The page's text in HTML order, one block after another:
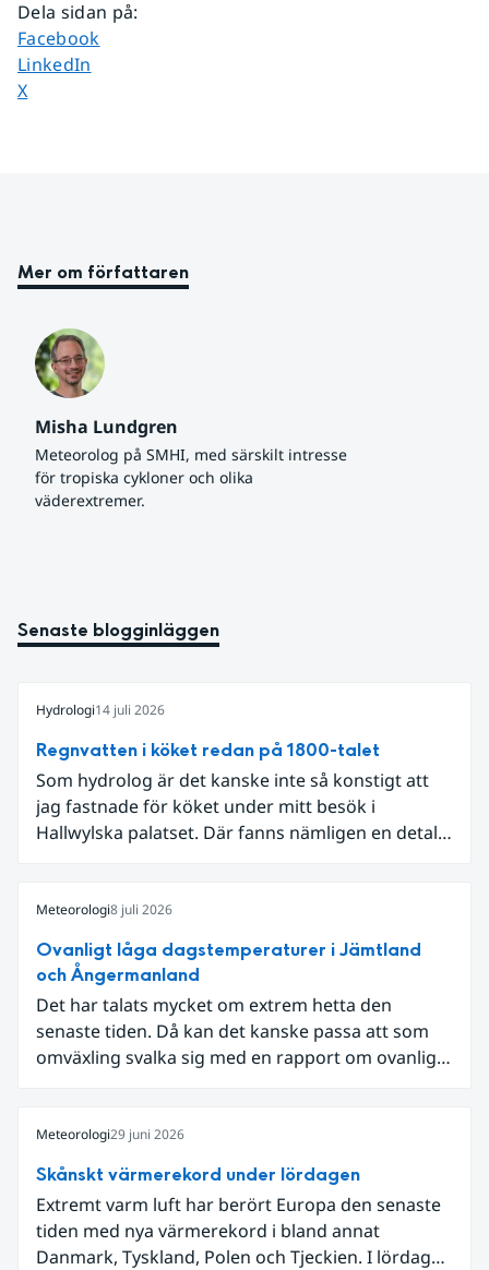
Dela sidan på:
Dela sidan på
Facebook
Dela sidan på
LinkedIn
Dela sidan på
X
Mer om författaren
Misha Lundgren
Meteorolog på SMHI, med särskilt intresse
för tropiska cykloner och olika
väderextremer.
Senaste blogginläggen
Hydrologi14 juli 2026
Regnvatten i köket redan på 1800-talet
Som hydrolog är det kanske inte så konstigt att
jag fastnade för köket under mitt besök i
Hallwylska palatset. Där fanns nämligen en detalj
Meteorologi8 juli 2026
Ovanligt låga dagstemperaturer i Jämtland
och Ångermanland
Det har talats mycket om extrem hetta den
senaste tiden. Då kan det kanske passa att som
omväxling svalka sig med en rapport om ovanligt
Meteorologi29 juni 2026
Skånskt värmerekord under lördagen
Extremt varm luft har berört Europa den senaste
tiden med nya värmerekord i bland annat
Danmark, Tyskland, Polen och Tjeckien. I lördags